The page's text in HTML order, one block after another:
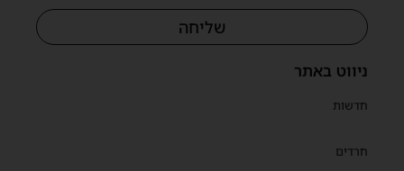
ניווט באתר
חדשות
חרדים
שליחה